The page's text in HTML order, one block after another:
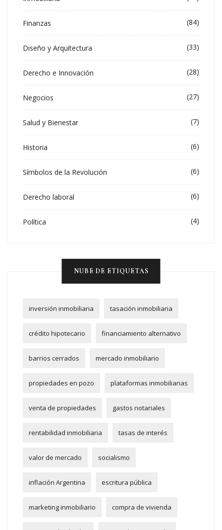
Finanzas (84)
Diseño y Arquitectura (33)
Derecho e Innovación (28)
Negocios (27)
Salud y Bienestar (7)
Historia (6)
Símbolos de la Revolución (6)
Derecho laboral (6)
Política (4)
NUBE DE ETIQUETAS
inversión inmobiliaria tasación inmobiliaria
crédito hipotecario financiamiento alternativo
barrios cerrados mercado inmobiliario
propiedades en pozo plataformas inmobiliarias
venta de propiedades gastos notariales
rentabilidad inmobiliaria tasas de interés
valor de mercado socialismo
inflación Argentina escritura pública
marketing inmobiliario compra de vivienda